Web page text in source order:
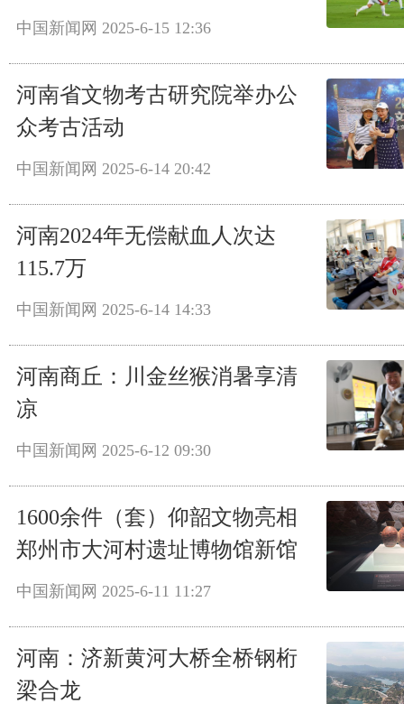
中国新闻网 2025-6-15 12:36
河南省文物考古研究院举办公
众考古活动
中国新闻网 2025-6-14 20:42
河南2024年无偿献血人次达
115.7万
中国新闻网 2025-6-14 14:33
河南商丘：川金丝猴消暑享清
凉
中国新闻网 2025-6-12 09:30
1600余件（套）仰韶文物亮相
郑州市大河村遗址博物馆新馆
中国新闻网 2025-6-11 11:27
河南：济新黄河大桥全桥钢桁
梁合龙